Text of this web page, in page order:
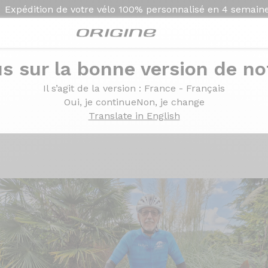
Expédition de votre vélo 100% personnalisé en 4
sur la bonne version de
Il s’agit de la version : France - Français
Oui, je continueNon, je change
Translate in English
Di2 12v - Mavic Cosmic SLR 32
Ultegra Di2 12v